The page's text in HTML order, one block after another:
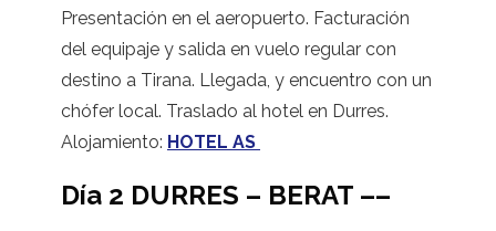
Presentación en el aeropuerto. Facturación
del equipaje y salida en vuelo regular con
destino a Tirana. Llegada, y encuentro con un
chófer local. Traslado al hotel en Durres.
Alojamiento: HOTEL AS
Día 2 DURRES – BERAT ––